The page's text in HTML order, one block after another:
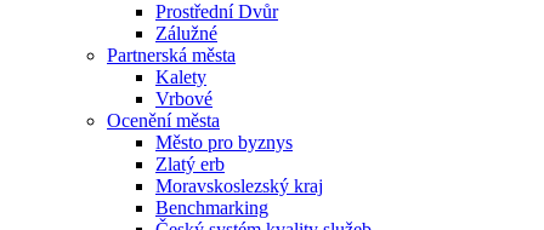
Prostřední Dvůr
Zálužné
Partnerská města
Kalety
Vrbové
Ocenění města
Město pro byznys
Zlatý erb
Moravskoslezský kraj
Benchmarking